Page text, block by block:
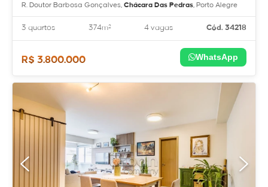
R. Doutor Barbosa Gonçalves, Chácara Das Pedras, Porto Alegre
3 quartos 374m² 4 vagas Cód. 34218
R$ 3.800.000 WhatsApp